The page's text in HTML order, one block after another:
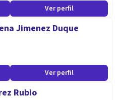
Ver perfil
Jimenez Duque
Ver perfil
Rubio